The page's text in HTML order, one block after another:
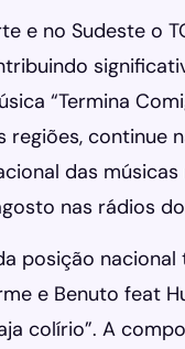
e no Sudeste o
“Termina
regiões, continue
das músicas
nas rádios
posição
e Benuto feat
colírio”. A